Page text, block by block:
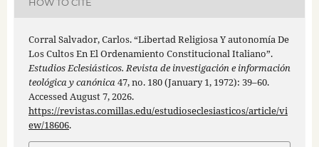
HOW TO CITE
Corral Salvador, Carlos. “Libertad Religiosa Y autonomía De
Los Cultos En El Ordenamiento Constitucional Italiano”.
Estudios Eclesiásticos. Revista de investigación e información
teológica y canónica47, no. 180 (January 1, 1972): 39–60.
Accessed August 7, 2026.
https://revistas.comillas.edu/estudioseclesiasticos/article/vi
ew/18606.